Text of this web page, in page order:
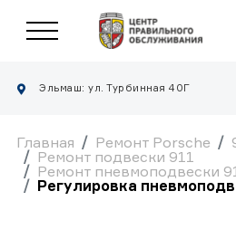
Эльмаш: ул. Турбинная 40Г
Главная Ремонт Porsche
Ремонт подвески 911
Ремонт пневмоподвески
Регулировка